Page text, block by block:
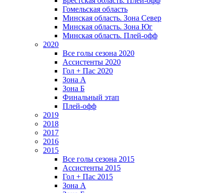
Гомельская область
Минская область. Зона Север
Минская область. Зона Юг
Минская область. Плей-офф
2020
Все голы сезона 2020
Ассистенты 2020
Гол + Пас 2020
Зона А
Зона Б
Финальный этап
Плей-офф
2019
2018
2017
2016
2015
Все голы сезона 2015
Ассистенты 2015
Гол + Пас 2015
Зона А